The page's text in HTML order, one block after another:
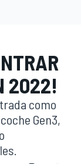
2022!
como
Gen3,